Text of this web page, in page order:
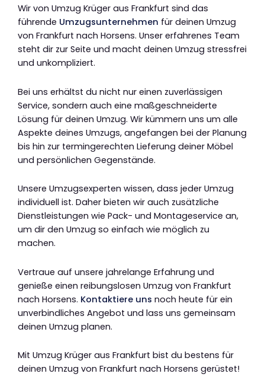
Wir von Umzug Krüger aus Frankfurt sind das
führende Umzugsunternehmen für deinen Umzug
von Frankfurt nach Horsens. Unser erfahrenes Team
steht dir zur Seite und macht deinen Umzug stressfrei
und unkompliziert.
Bei uns erhältst du nicht nur einen zuverlässigen
Service, sondern auch eine maßgeschneiderte
Lösung für deinen Umzug. Wir kümmern uns um alle
Aspekte deines Umzugs, angefangen bei der Planung
bis hin zur termingerechten Lieferung deiner Möbel
und persönlichen Gegenstände.
Unsere Umzugsexperten wissen, dass jeder Umzug
individuell ist. Daher bieten wir auch zusätzliche
Dienstleistungen wie Pack- und Montageservice an,
um dir den Umzug so einfach wie möglich zu
machen.
Vertraue auf unsere jahrelange Erfahrung und
genieße einen reibungslosen Umzug von Frankfurt
nach Horsens. Kontaktiere uns noch heute für ein
unverbindliches Angebot und lass uns gemeinsam
deinen Umzug planen.
Mit Umzug Krüger aus Frankfurt bist du bestens für
deinen Umzug von Frankfurt nach Horsens gerüstet!